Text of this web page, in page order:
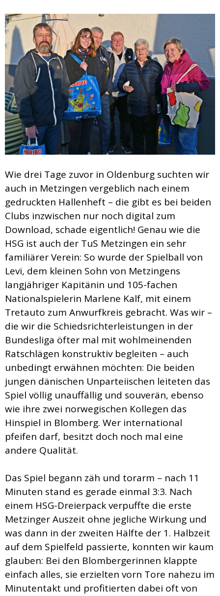
Wie drei Tage zuvor in Oldenburg suchten wir
auch in Metzingen vergeblich nach einem
gedruckten Hallenheft – die gibt es bei beiden
Clubs inzwischen nur noch digital zum
Download, schade eigentlich! Genau wie die
HSG ist auch der TuS Metzingen ein sehr
familiärer Verein: So wurde der Spielball von
Levi, dem kleinen Sohn von Metzingens
langjähriger Kapitänin und 105-fachen
Nationalspielerin Marlene Kalf, mit einem
Tretauto zum Anwurfkreis gebracht. Was wir –
die wir die Schiedsrichterleistungen in der
Bundesliga öfter mal mit wohlmeinenden
Ratschlägen konstruktiv begleiten – auch
unbedingt erwähnen möchten: Die beiden
jungen dänischen Unparteiischen leiteten das
Spiel völlig unauffällig und souverän, ebenso
wie ihre zwei norwegischen Kollegen das
Hinspiel in Blomberg. Wer international
pfeifen darf, besitzt doch noch mal eine
andere Qualität.
Das Spiel begann zäh und torarm – nach 11
Minuten stand es gerade einmal 3:3. Nach
einem HSG-Dreierpack verpuffte die erste
Metzinger Auszeit ohne jegliche Wirkung und
was dann in der zweiten Hälfte der 1. Halbzeit
auf dem Spielfeld passierte, konnten wir kaum
glauben: Bei den Blombergerinnen klappte
einfach alles, sie erzielten vorn Tore nahezu im
Minutentakt und profitierten dabei oft von